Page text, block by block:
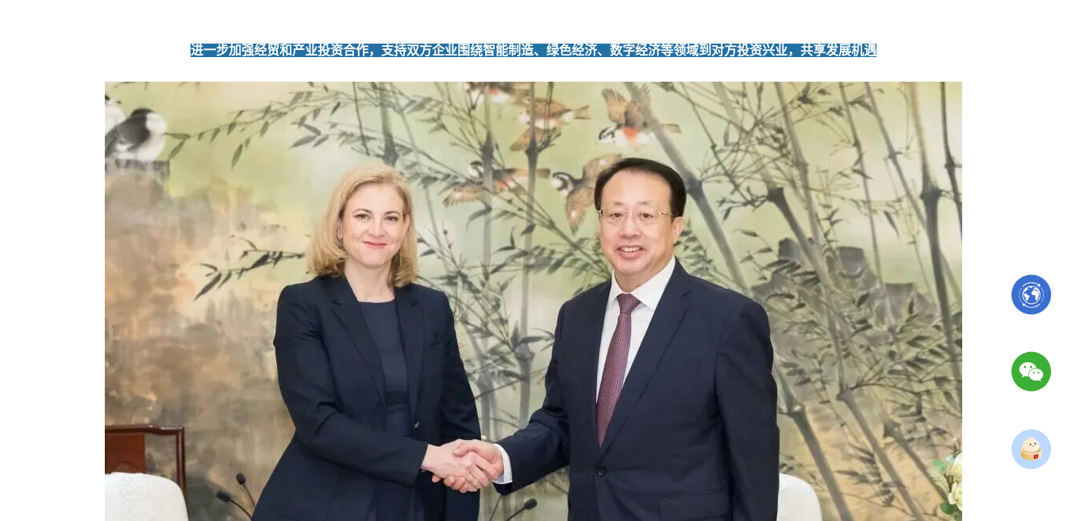
进一步加强经贸和产业投资合作，支持双方企业围绕智能制造、绿色经济、数字经济等领域到对方投资兴业，共享发展机遇